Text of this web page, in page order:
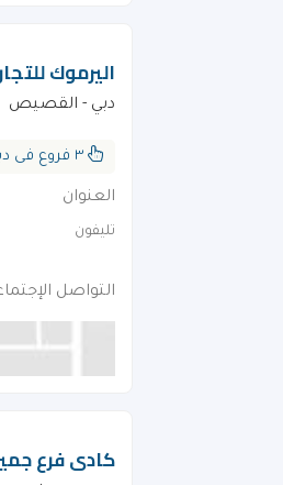
اليرموك
دبي - القصيص
العنوان
تليفون
التواصل
كادى فرع